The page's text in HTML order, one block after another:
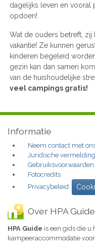
dagelijks leven en vooral
opdoen!
Wat de ouders betreft, zij
vakantie! Ze kunnen
kinderen begeleid
gezin kan dan samen
van de huishoudelijke
veel campings gratis!
Informatie
Neem contact met
Juridische
Gebruiksvoorwaarden
Fotocredits
Privacybeleid
Over HPA Guide
HPA Guide is een gids die u
kampeeraccommodatie